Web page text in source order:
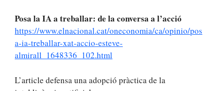
Posa la IA a treballar: de la conversa a l’acció
https://www.elnacional.cat/oneconomia/ca/opinio/pos
a-ia-treballar-xat-accio-esteve-
almirall_1648336_102.html
L’article defensa una adopció pràctica de la